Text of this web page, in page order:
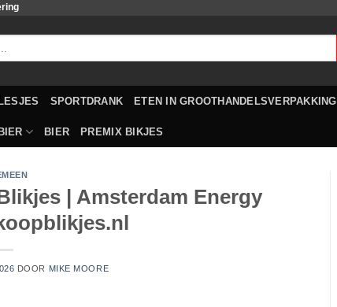
SPORTDRANK ETEN IN GROOTHANDELSVERPAKKING
BIER PREMIX BIKJES
| Amsterdam Energy
DOOR MIKE MOORE